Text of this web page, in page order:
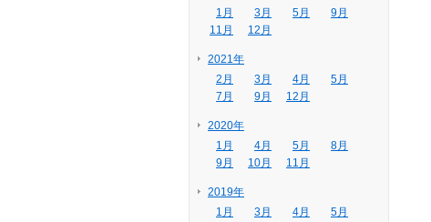
1月
3月 5月
9月
11月
12月
2021年
2月
3月 4月
5月
7月
9月 12月
2020年
1月
4月 5月
8月
9月
10月 11月
2019年
1月
3月 4月
5月